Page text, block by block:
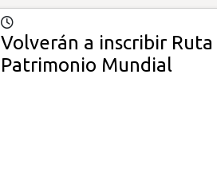
Volverán a inscribir
Patrimonio Mundial